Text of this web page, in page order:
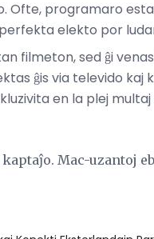
Ofte, programaro
elekto por
filmeton, sed ĝi
ĝis via televido
en la plej
Mac-uzantoj